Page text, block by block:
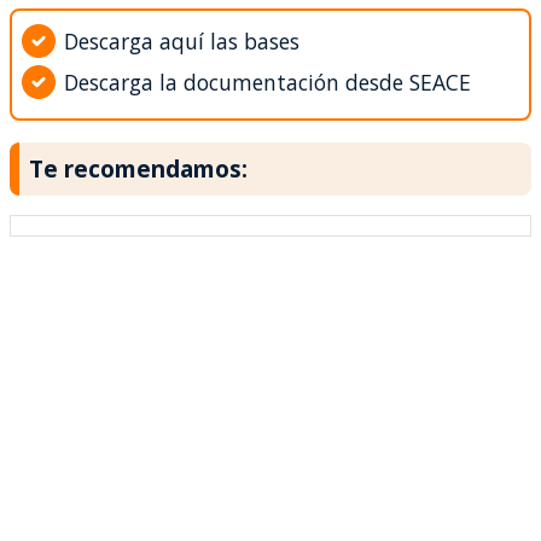
Descarga aquí las bases
Descarga la documentación desde SEACE
Te recomendamos: